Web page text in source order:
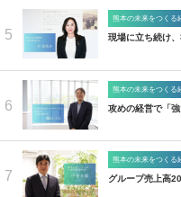
5
熊本の未来をつくる
現場に立ち続け
6
熊本の未来をつくる
攻めの経営で「
7
熊本の未来をつくる
グループ売上高